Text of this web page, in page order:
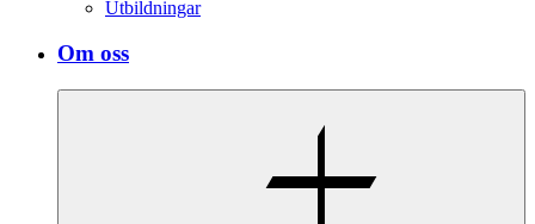
Utbildningar
Om oss